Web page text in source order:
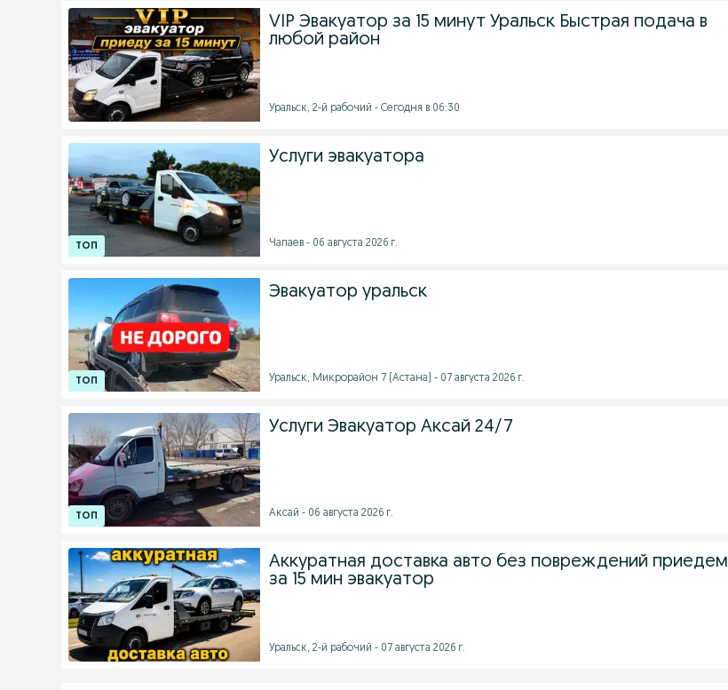
VIP Эвакуатор за 15 минут Уральск Быстрая подача в
любой район
Уральск, 2-й рабочий - Сегодня в 06:30
Услуги эвакуатора
Чапаев - 06 августа 2026 г.
Эвакуатор уральск
Уральск, Микрорайон 7 (Астана) - 07 августа 2026 г.
Услуги Эвакуатор Аксай 24/7
Аксай - 06 августа 2026 г.
Аккуратная доставка авто без повреждений приедем
за 15 мин эвакуатор
Уральск, 2-й рабочий - 07 августа 2026 г.